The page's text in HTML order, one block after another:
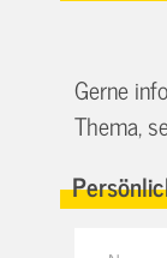
Gerne
Thema,